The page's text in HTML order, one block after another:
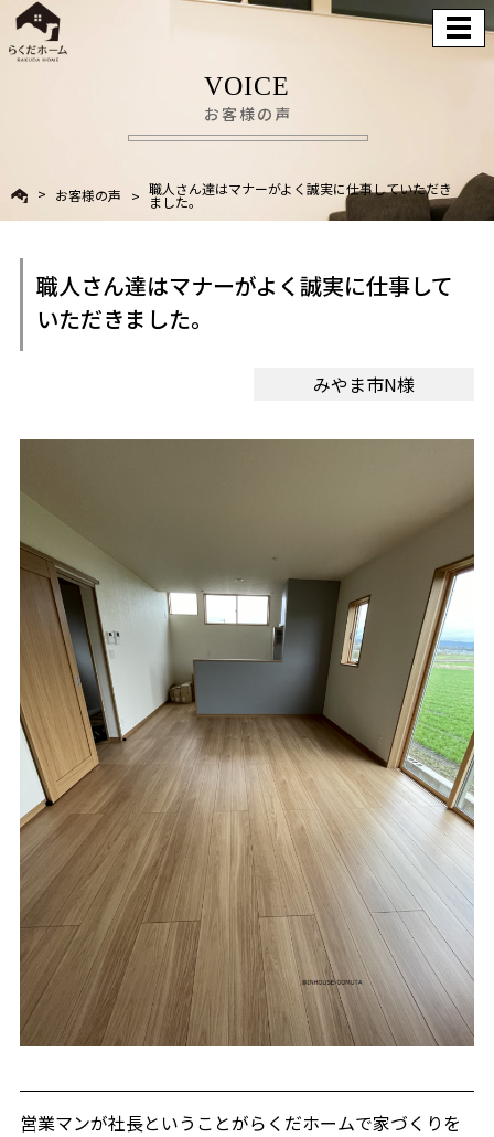
VOICE
お客様の声
お客様の声 職人さん達はマナーがよく誠実に仕事していただき
ました。
職人さん達はマナーがよく誠実に仕事して
いただきました。
みやま市N様
営業マンが社長ということがらくだホームで家づくりを